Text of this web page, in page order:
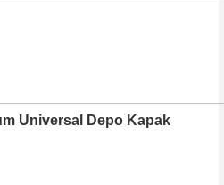
Universal Depo Kapak